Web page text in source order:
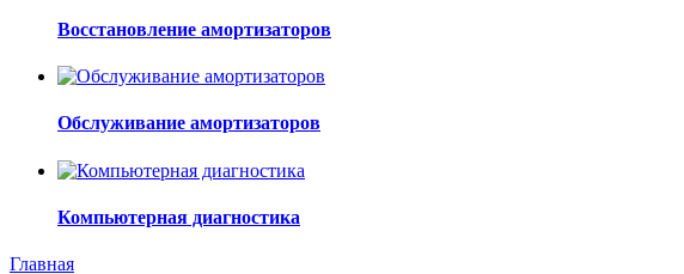
Восстановление амортизаторов
Обслуживание амортизаторов
Компьютерная диагностика
Главная